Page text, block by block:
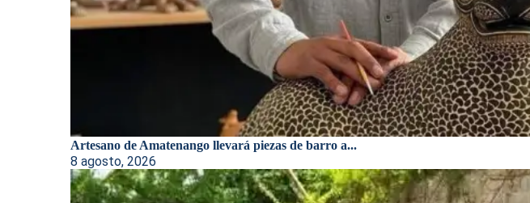
Artesano de Amatenango llevará piezas de barro a...
8 agosto, 2026